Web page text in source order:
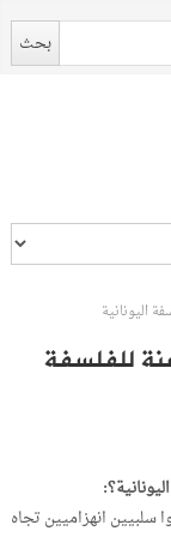
اليونانية
للفلسفة
سلبيين انهزاميين تجاه